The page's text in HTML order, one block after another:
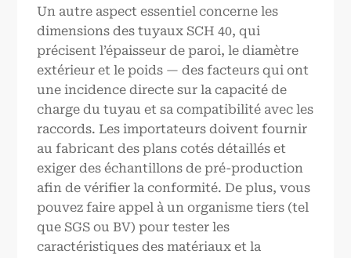
Un autre aspect essentiel concerne les
dimensions des tuyaux SCH 40, qui
précisent l’épaisseur de paroi, le diamètre
extérieur et le poids — des facteurs qui ont
une incidence directe sur la capacité de
charge du tuyau et sa compatibilité avec les
raccords. Les importateurs doivent fournir
au fabricant des plans cotés détaillés et
exiger des échantillons de pré-production
afin de vérifier la conformité. De plus, vous
pouvez faire appel à un organisme tiers (tel
que SGS ou BV) pour tester les
caractéristiques des matériaux et la